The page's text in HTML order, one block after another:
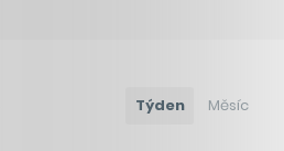
Týden Měsíc